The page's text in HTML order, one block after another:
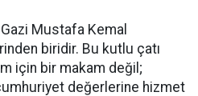
Mustafa Kemal
biridir. Bu kutlu çatı
için bir makam değil;
değerlerine hizmet